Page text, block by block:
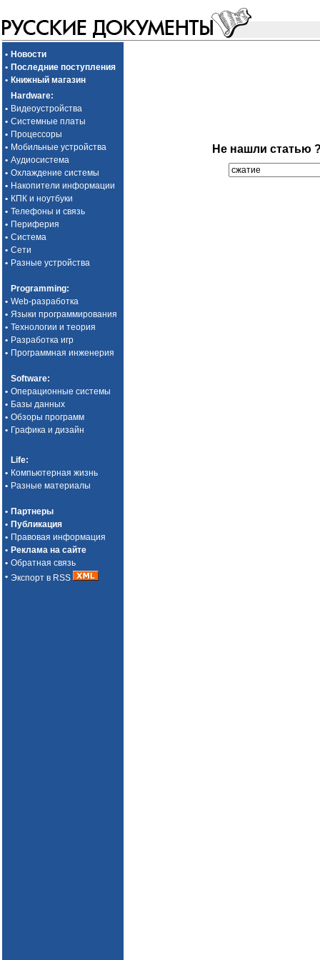
• Новости
• Последние поступления
• Книжный магазин
Hardware:
• Видеоустройства
• Системные платы
• Процессоры
• Мобильные устройства
• Аудиосистема
• Охлаждение системы
• Накопители информации
• КПК и ноутбуки
• Телефоны и связь
• Периферия
• Система
• Сети
• Разные устройства
Programming:
• Web-разработка
• Языки программирования
• Технологии и теория
• Разработка игр
• Программная инженерия
Software:
• Операционные системы
• Базы данных
• Обзоры программ
• Графика и дизайн
Life:
• Компьютерная жизнь
• Разные материалы
• Партнеры
• Публикация
• Правовая информация
• Реклама на сайте
• Обратная связь
• Экспорт в RSS
Не нашли статью